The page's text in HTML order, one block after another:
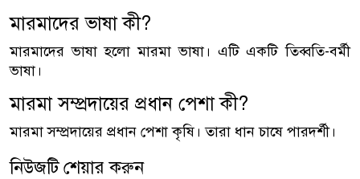
মারমাদের ভাষা কী?
মারমাদের ভাষা হলো মারমা ভাষা। এটি একটি তিব্বতি-বর্মী
ভাষা।
মারমা সম্প্রদায়ের প্রধান পেশা কী?
মারমা সম্প্রদায়ের প্রধান পেশা কৃষি। তারা ধান চাষে পারদর্শী।
নিউজটি শেয়ার করুন